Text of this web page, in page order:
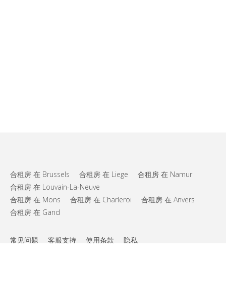
合租房 在 Brussels 合租房 在 Liege
合租房 在 Namur
合租房 在 Louvain-La-Neuve
合租房 在 Mons
合租房 在 Charleroi
合租房 在 Anvers
合租房 在 Gand
常见问题 客服支持 使用条款 隐私